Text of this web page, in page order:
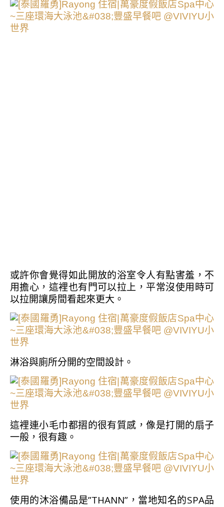
或許你會覺得如此開放的浴室令人有點害羞，不
用擔心，這裡也有門可以拉上，平常沒使用時可
以拉開讓房間看起來更大。
淋浴與廁所分開的空間設計。
這裡連小毛巾都摺的很有質感，像是打開的扇子
一般，很有趣。
使用的沐浴備品是”THANN”，當地知名的SPA品